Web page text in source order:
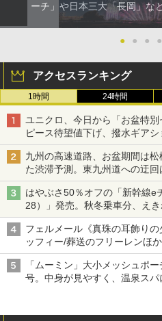
ーチ」や日本三大「長岡」な
● ● ● ●
アクセスランキング
1時間 24時間
ユニクロ、今日から「お盆特
ピース待望値下げ、撥水ギア
九州の高速道路、お盆期間は
た渋滞予測。東九州道への迂
はやぶさ50％オフの「新幹線e
28）」発売。秋冬乗車分、え
フェルメール《真珠の耳飾り
ッフィー/葬送のフリーレンほ
「ムーミン」大小メッシュポ
号。中身が見やすく、温泉スパ